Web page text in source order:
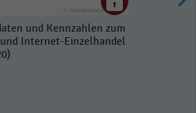
und Kennzahlen zum
Internet-Einzelhandel